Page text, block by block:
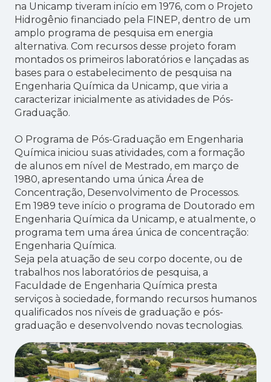
na Unicamp tiveram início em 1976, com o Projeto
Hidrogênio financiado pela FINEP, dentro de um
amplo programa de pesquisa em energia
alternativa. Com recursos desse projeto foram
montados os primeiros laboratórios e lançadas as
bases para o estabelecimento de pesquisa na
Engenharia Química da Unicamp, que viria a
caracterizar inicialmente as atividades de Pós-
Graduação.
O Programa de Pós-Graduação em Engenharia
Química iniciou suas atividades, com a formação
de alunos em nível de Mestrado, em março de
1980, apresentando uma única Área de
Concentração, Desenvolvimento de Processos.
Em 1989 teve início o programa de Doutorado em
Engenharia Química da Unicamp, e atualmente, o
programa tem uma área única de concentração:
Engenharia Química.
Seja pela atuação de seu corpo docente, ou de
trabalhos nos laboratórios de pesquisa, a
Faculdade de Engenharia Química presta
serviços à sociedade, formando recursos humanos
qualificados nos níveis de graduação e pós-
graduação e desenvolvendo novas tecnologias.